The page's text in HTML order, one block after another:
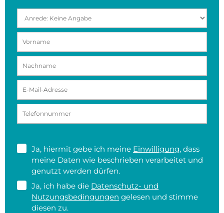
Ja, hiermit gebe ich meine Einwilligung, dass
meine Daten wie beschrieben verarbeitet und
genutzt werden dürfen.
Ja, ich habe die Datenschutz- und
Nutzungsbedingungen gelesen und stimme
diesen zu.